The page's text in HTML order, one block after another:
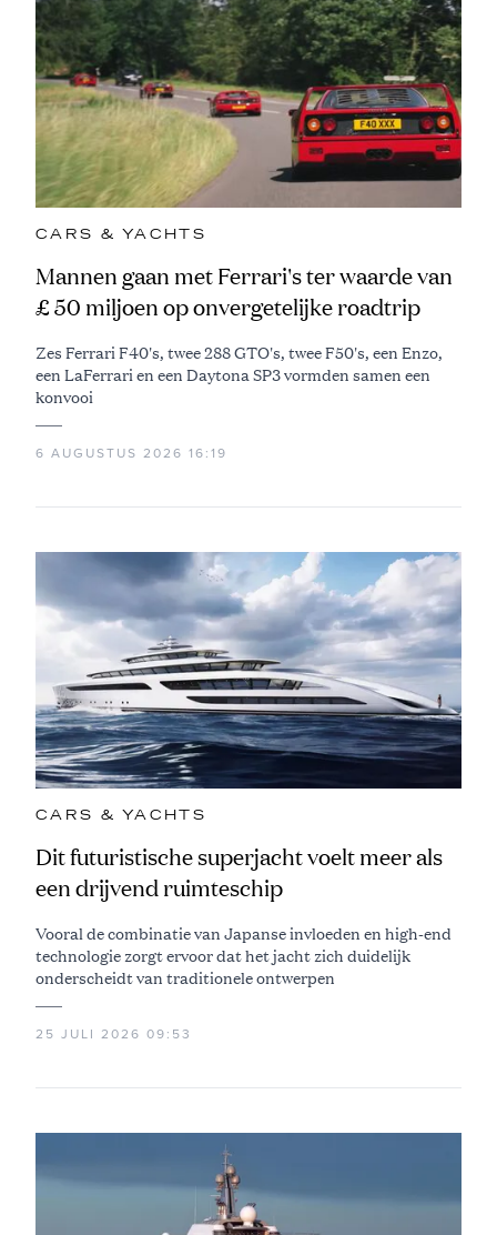
CARS & YACHTS
Mannen gaan met Ferrari's ter waarde van
£ 50 miljoen op onvergetelijke roadtrip
Zes Ferrari F40's, twee 288 GTO's, twee F50's, een Enzo,
een LaFerrari en een Daytona SP3 vormden samen een
konvooi
6 AUGUSTUS 2026 16:19
CARS & YACHTS
Dit futuristische superjacht voelt meer als
een drijvend ruimteschip
Vooral de combinatie van Japanse invloeden en high-end
technologie zorgt ervoor dat het jacht zich duidelijk
onderscheidt van traditionele ontwerpen
25 JULI 2026 09:53